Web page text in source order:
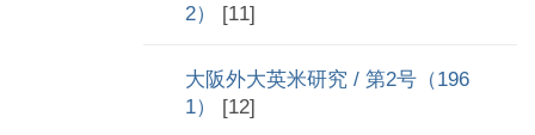
2） [11]
大阪外大英米研究 / 第2号（196
1） [12]